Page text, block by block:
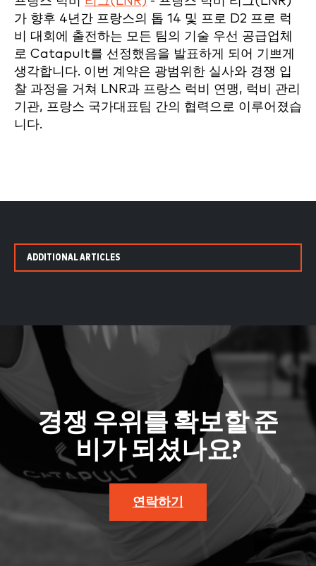
가 향후 4년간 프랑스의 톱 14 및 프로 D2 프로 럭
비 대회에 출전하는 모든 팀의 기술 우선 공급업체
로 Catapult를 선정했음을 발표하게 되어 기쁘게
생각합니다. 이번 계약은 광범위한 실사와 경쟁 입
찰 과정을 거쳐 LNR과 프랑스 럭비 연맹, 럭비 관리
기관, 프랑스 국가대표팀 간의 협력으로 이루어졌습
니다.
ADDITIONAL ARTICLES
경쟁 우위를 확보할 준
비가 되셨나요?
연락하기